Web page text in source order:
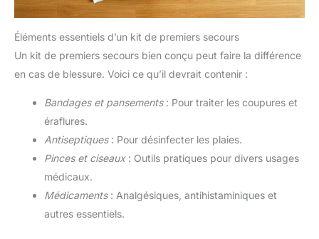
Éléments essentiels d’un kit de premiers secours
Un kit de premiers secours bien conçu peut faire la différence
en cas de blessure. Voici ce qu’il devrait contenir :
Bandages et pansements: Pour traiter les coupures et
éraflures.
Antiseptiques: Pour désinfecter les plaies.
Pinces et ciseaux: Outils pratiques pour divers usages
médicaux.
Médicaments: Analgésiques, antihistaminiques et
autres essentiels.